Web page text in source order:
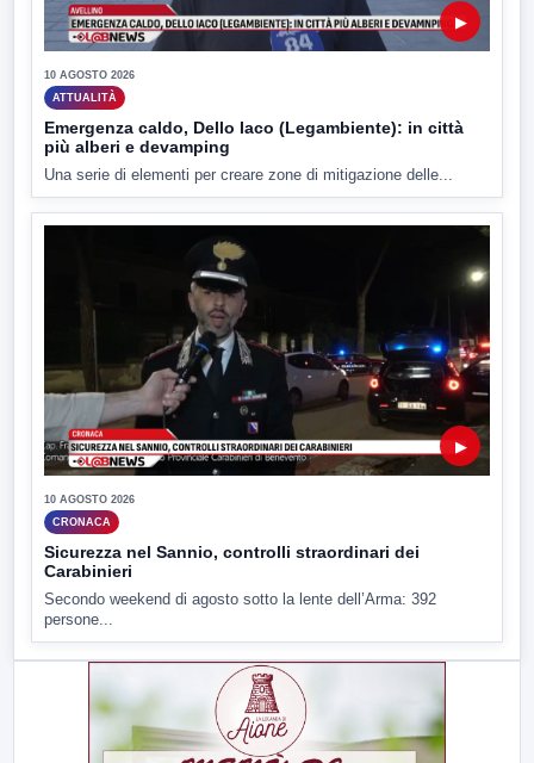
▶
10 AGOSTO 2026
ATTUALITÀ
Emergenza caldo, Dello Iaco (Legambiente): in città
più alberi e devamping
Una serie di elementi per creare zone di mitigazione delle...
▶
10 AGOSTO 2026
CRONACA
Sicurezza nel Sannio, controlli straordinari dei
Carabinieri
Secondo weekend di agosto sotto la lente dell’Arma: 392
persone...